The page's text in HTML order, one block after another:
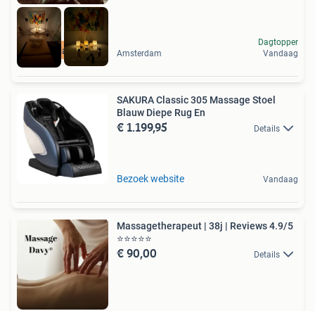
Pro_Masseur Amsterdam
Dagtopper
Vandaag
SAKURA Classic 305 Massage Stoel
Blauw Diepe Rug En
€ 1.199,95 Details
Bezoek website Vandaag
Massagetherapeut | 38j | Reviews 4.9/5
⭐️⭐️⭐️⭐️⭐️ ️️️️️
€ 90,00 Details